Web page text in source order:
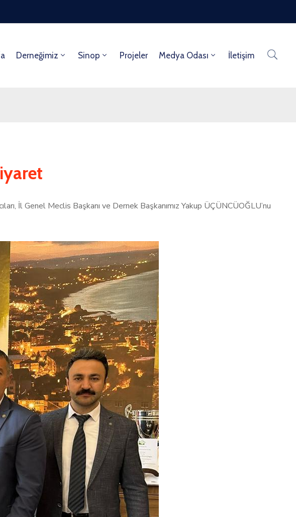
Derneğimiz Sinop Projeler Medya Odası İletişim
İl Genel Meclis Başkanı ve Dernek Başkanımız Yakup ÜÇÜNCÜOĞLU’nu